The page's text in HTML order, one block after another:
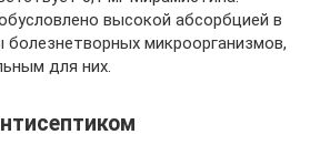
высокой абсорбцией в
микроорганизмов,
для них.